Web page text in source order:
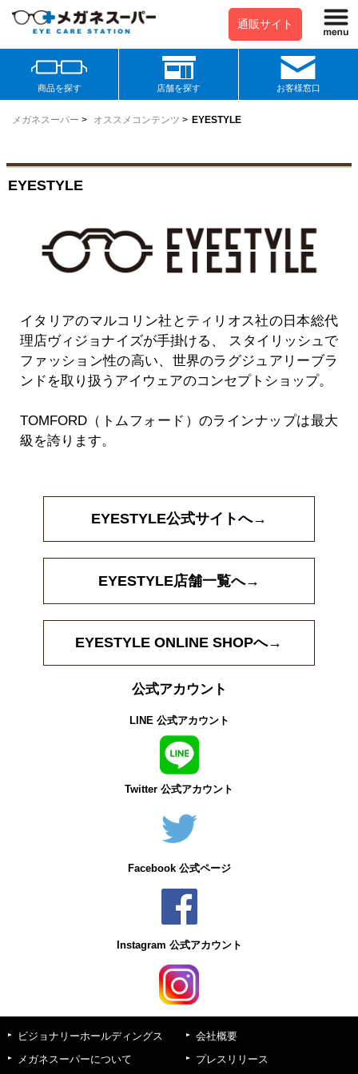
通販サイト
商品を探す 店舗を探す お客様窓口
メガネスーパー > オススメコンテンツ > EYESTYLE
EYESTYLE
イタリアのマルコリン社とティリオス社の日本総代
理店ヴィジョナイズが手掛ける、 スタイリッシュで
ファッション性の高い、世界のラグジュアリーブラ
ンドを取り扱うアイウェアのコンセプトショップ。
TOMFORD（トムフォード）のラインナップは最大
級を誇ります。
EYESTYLE公式サイトへ→
EYESTYLE店舗一覧へ→
EYESTYLE ONLINE SHOPへ→
公式アカウント
LINE 公式アカウント
Twitter 公式アカウント
Facebook 公式ページ
Instagram 公式アカウント
ビジョナリーホールディングス
メガネスーパーについて
会社概要
プレスリリース